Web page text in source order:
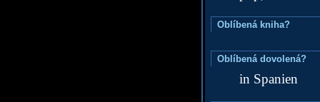
Oblíbená kniha?
Oblíbená dovolená?
in Spanien